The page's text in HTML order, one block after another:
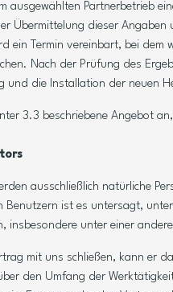
ausgewählten Partnerbetrieb
Übermittelung dieser
ein Termin vereinbart, bei
Nach der Prüfung des
die Installation der neuen
3.3 beschriebene Angebot
ausschließlich natürliche
Benutzern ist es untersagt,
insbesondere unter einer
mit uns schließen, kann er
den Umfang der